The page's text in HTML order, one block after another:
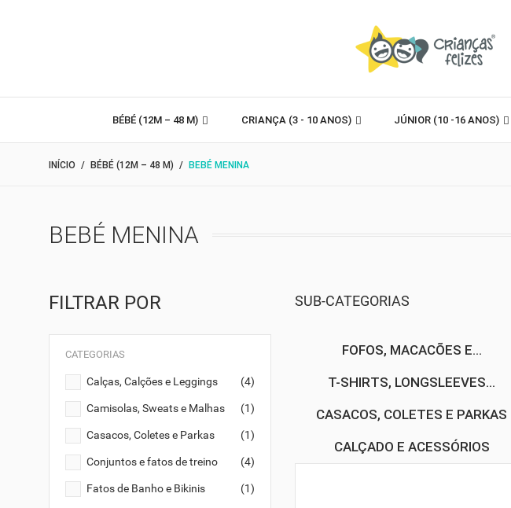
BÉBÉ (12M – 48 M) CRIANÇA (3 - 10 ANOS) JÚNIOR (10 -16 ANOS)
INÍCIO BÉBÉ (12M – 48 M) BEBÉ MENINA
BEBÉ MENINA
FILTRAR POR
CATEGORIAS
Calças, Calções e Leggings (4)
Camisolas, Sweats e Malhas (1)
Casacos, Coletes e Parkas (1)
Conjuntos e fatos de treino (4)
Fatos de Banho e Bikinis (1)
SUB-CATEGORIAS
FOFOS, MACACÕES E...
T-SHIRTS, LONGSLEEVES...
CASACOS, COLETES E PARKAS
CALÇADO E ACESSÓRIOS